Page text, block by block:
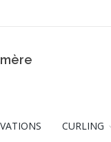
CURLING